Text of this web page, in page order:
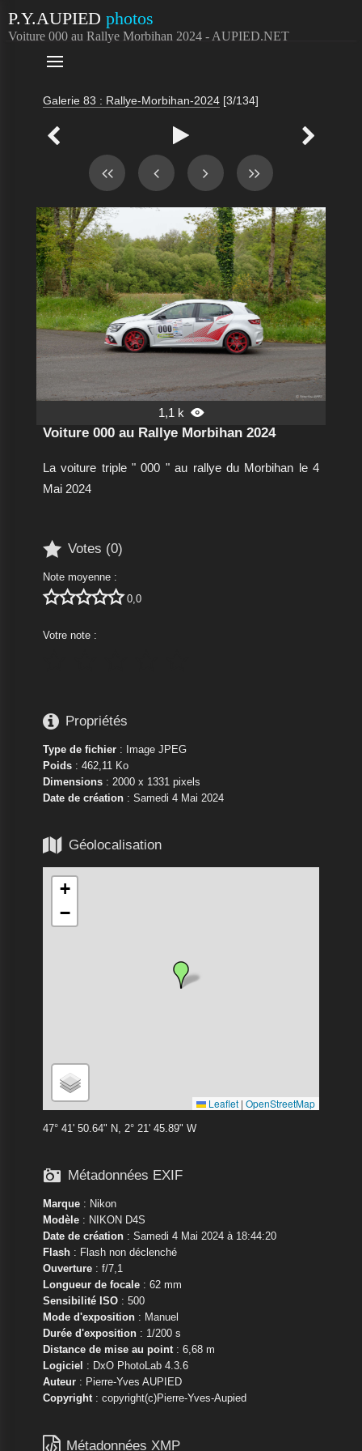
P.Y.AUPIED photos
Voiture 000 au Rallye Morbihan 2024 - AUPIED.NET

Galerie 83 : Rallye-Morbihan-2024 [3/134]
  
1,1 k 
Voiture 000 au Rallye Morbihan 2024
La voiture triple " 000 " au rallye du Morbihan le 4
Mai 2024
 Votes (0)
Note moyenne :
 0,0
Votre note :
 Propriétés
Type de fichier: Image JPEG
Poids: 462,11 Ko
Dimensions: 2000 x 1331 pixels
Date de création: Samedi 4 Mai 2024
 Géolocalisation
+
−
Leaflet | OpenStreetMap
47° 41' 50.64" N, 2° 21' 45.89" W
 Métadonnées EXIF
Marque: Nikon
Modèle: NIKON D4S
Date de création: Samedi 4 Mai 2024 à 18:44:20
Flash: Flash non déclenché
Ouverture: f/7,1
Longueur de focale: 62 mm
Sensibilité ISO: 500
Mode d'exposition: Manuel
Durée d'exposition: 1/200 s
Distance de mise au point: 6,68 m
Logiciel : DxO PhotoLab 4.3.6
Auteur: Pierre-Yves AUPIED
Copyright: copyright(c)Pierre-Yves-Aupied
 Métadonnées XMP